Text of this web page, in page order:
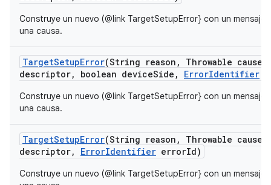
Construye un nuevo (@link TargetSetupError} con un
una causa.
TargetSetupError(String reason , Throwable cause
descriptor, boolean deviceSide , ErrorIdentifier
Construye un nuevo (@link TargetSetupError} con un
una causa.
TargetSetupError(String reason , Throwable cause
descriptor, ErrorIdentifier errorId)
Construye un nuevo (@link TargetSetupError} con un